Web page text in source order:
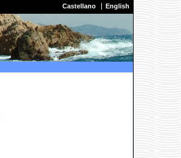
Castellano English